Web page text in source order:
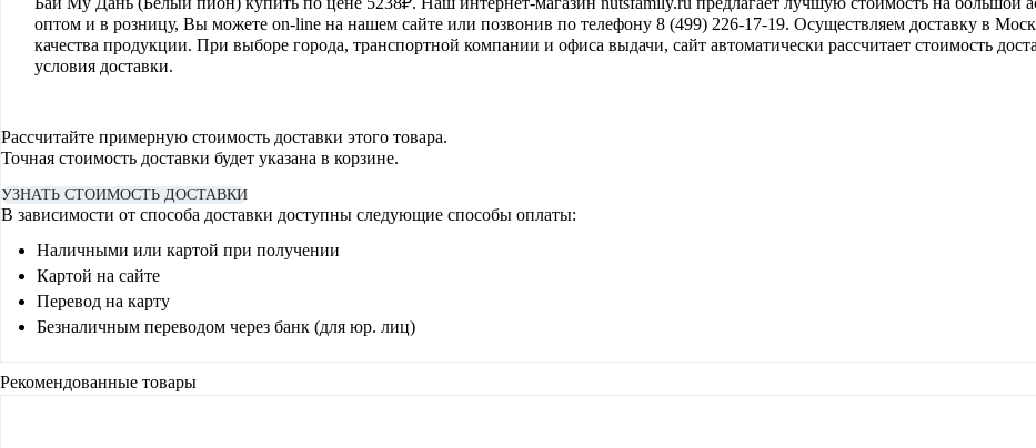
оптом и в розницу, Вы можете on-line на нашем сайте или позвонив по телефону 8 (499) 226-17-19. Осуществляем доставку в
качества продукции. При выборе города, транспортной компании и офиса выдачи, сайт автоматически рассчитает стоимость
условия доставки.
Рассчитайте примерную стоимость доставки этого товара.
Точная стоимость доставки будет указана в корзине.
УЗНАТЬ СТОИМОСТЬ ДОСТАВКИ
В зависимости от способа доставки доступны следующие способы оплаты:
Наличными или картой при получении
Картой на сайте
Перевод на карту
Безналичным переводом через банк (для юр. лиц)
Рекомендованные товары